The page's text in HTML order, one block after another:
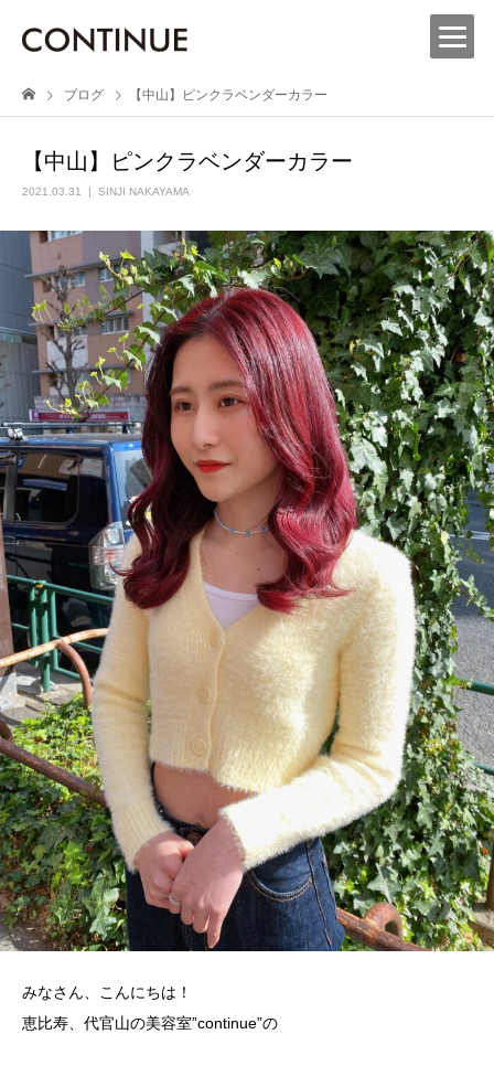
ブログ 【中山】ピンクラベンダーカラー
【中山】ピンクラベンダーカラー
2021.03.31 SINJI NAKAYAMA
みなさん、こんにちは！
恵比寿、代官山の美容室”continue”の